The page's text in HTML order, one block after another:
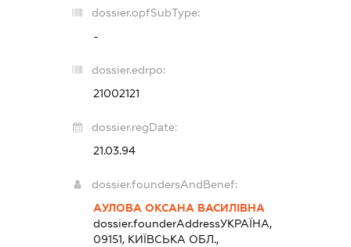
dossier.opfSubType:
-
dossier.edrpo:
21002121
dossier.regDate:
21.03.94
dossier.foundersAndBenef:
АУЛОВА ОКСАНА ВАСИЛІВНА
dossier.founderAddressУКРАЇНА,
09151, КИЇВСЬКА ОБЛ.,